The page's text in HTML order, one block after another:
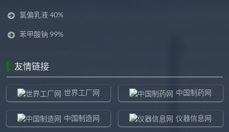
氯偏乳液 40%
苯甲酸钠 99%
友情链接
世界工厂网 中国制药网
中国制造网 仪器信息网